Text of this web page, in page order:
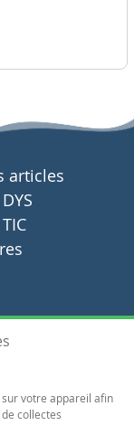
articles
votre appareil afin
collectes